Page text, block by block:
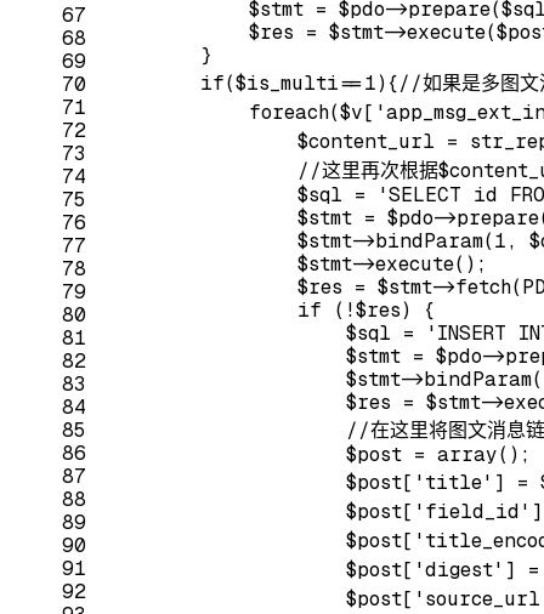
67
68
69
70
71
72
73
74
75
76
77
78
79
80
81
82
83
84
85
86
87
88
89
90
91
92
$stmt = $pdo-
$res = $stmt-
        }
if($is_multi==1){//如果是多图文
foreach($v[
$content_url =
//这里再次根据
                $sql =
'SELECT id
$stmt = $pdo-
                $stmt->bindParam(
1 ,
                $stmt->execute();
$res = $stmt-
if (!$res) {
                    $sql =
'INSERT
$stmt = $pdo-
                    $stmt->bindParam(
$res = $stmt-
//在这里将图文消息链
                    $post =
array();
                    $post[
'title' ] =
                    $post[
'field_id'
                    $post[
                    $post[
'digest' ] =
                    $post[